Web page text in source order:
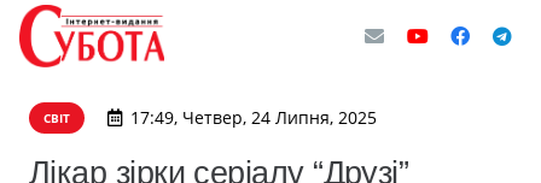
СВІТ 17:49, Четвер, 24 Липня, 2025
Лікар зірки серіалу “Друзі”